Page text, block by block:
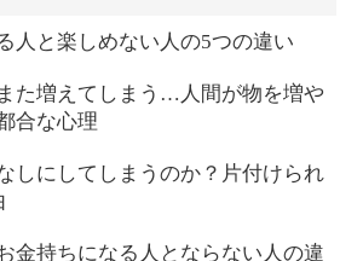
人と楽しめない人の5つの違い
た増えてしまう…人間が物を増や
合な心理
しにしてしまうのか？片付けられ
金持ちになる人とならない人の違